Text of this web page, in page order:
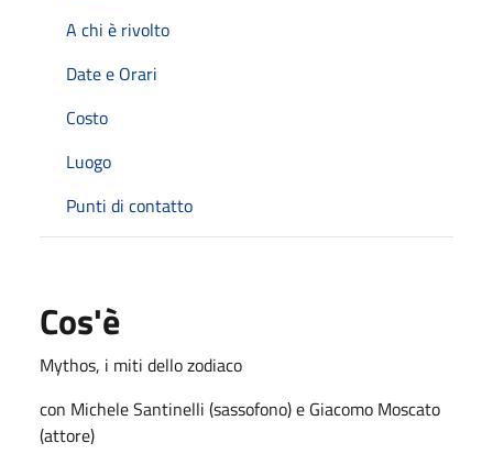
A chi è rivolto
Date e Orari
Costo
Luogo
Punti di contatto
Cos'è
Mythos, i miti dello zodiaco
con Michele Santinelli (sassofono) e Giacomo Moscato
(attore)